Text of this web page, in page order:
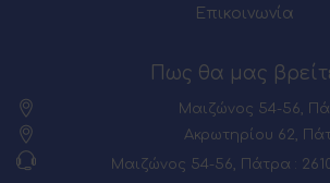
Επικοινωνία
Πως θα μας
Μαιζώνος 54-56,
Ακρωτηρίου 62,
Μαιζώνος 54-56, Πάτρα :